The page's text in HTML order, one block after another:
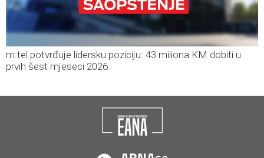
m:tel potvrđuje lidersku poziciju: 43 miliona KM dobiti u
prvih šest mjeseci 2026.